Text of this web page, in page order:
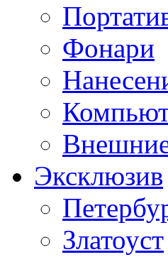
Фонари
Эксклюзив
Златоуст